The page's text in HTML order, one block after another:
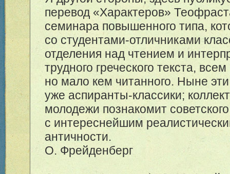
перевод «Характеров»
семинара повышенного типа,
со студентами-отличниками
отделения над чтением и
трудного греческого текста,
но мало кем читанного. Ныне
уже аспиранты-классики;
молодежи познакомит
с интереснейшим
античности.
О. Фрейденберг